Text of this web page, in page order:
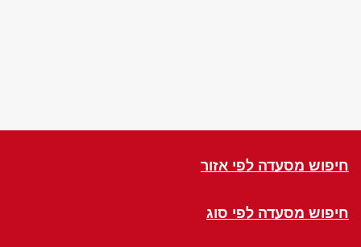
חיפוש מסעדה לפי אזור
חיפוש מסעדה לפי סוג